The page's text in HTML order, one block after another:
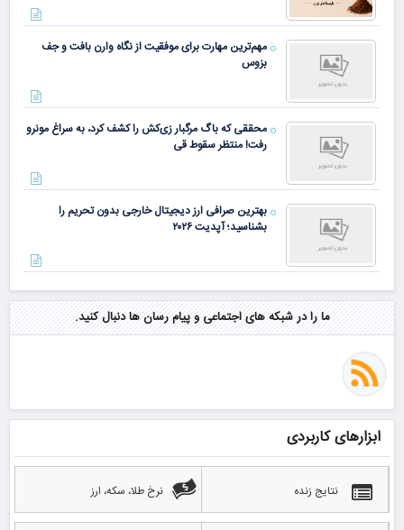
مهم‌ترین مهارت برای موفقیت از نگاه وارن بافت و جف
بزوس
محققی که باگ مرگبار زی‌کش را کشف کرد، به سراغ مونرو
رفت! منتظر سقوط قی
بهترین صرافی ارز دیجیتال خارجی بدون تحریم را
بشناسید؛ آپدیت ۲۰۲۶
ما را در شبکه های اجتماعی و پیام رسان ها دنبال کنید.
ابزارهای کاربردی
نتایج زنده نرخ طلا، سکه، ارز